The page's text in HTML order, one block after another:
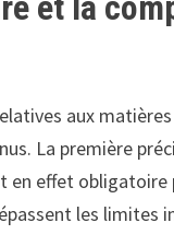
aux
La première
effet obligatoire
les limites